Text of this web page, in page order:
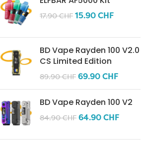
17.90CHF 15.90CHF
BD Vape Rayden 100 V2.0
CS Limited Edition
89.90CHF 69.90CHF
BD Vape Rayden 100 V2
84.90CHF 64.90CHF